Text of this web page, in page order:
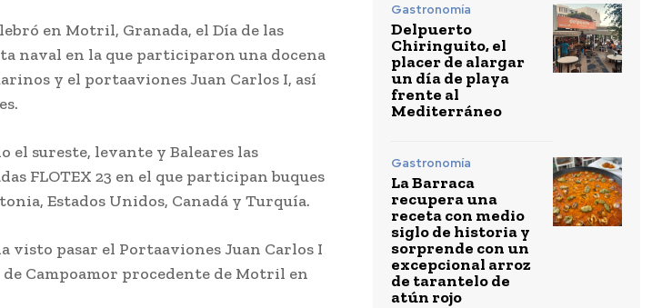
en Motril, Granada, el Día de las
naval en la que participaron una docena
y el portaaviones Juan Carlos I, así
sureste, levante y Baleares las
FLOTEX 23 en el que participan buques
Estados Unidos, Canadá y Turquía.
visto pasar el Portaaviones Juan Carlos I
Campoamor procedente de Motril en
Gastronomía
Delpuerto
Chiringuito, el
placer de alargar
un día de playa
frente al
Mediterráneo
Gastronomía
La Barraca
recupera una
receta con medio
siglo de historia y
sorprende con un
excepcional arroz
de tarantelo de
atún rojo